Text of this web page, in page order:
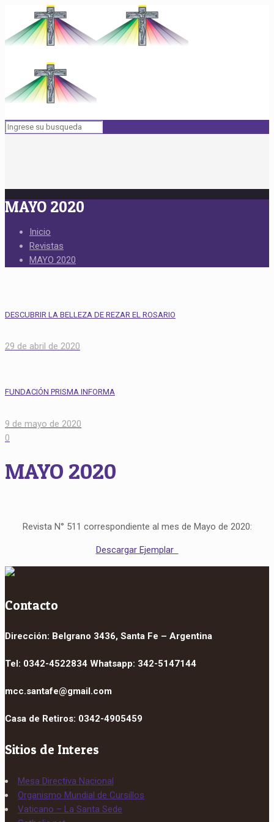
MAYO 2020
Inicio
Revistas
MAYO 2020
DESCUBRIR LA BELLEZA DE REZAR EL ROSARIO
29 de abril de 2020
FUNDACIÓN PRISMA INFORMA
9 de mayo de 2020
0
MAYO 2020
Revista N° 511 correspondiente al mes de Mayo de 2020:
Descargar Ejemplar
Contacto
Dirección: Belgrano 3436, Santa Fe – Argentina
Tel: 0342-4522834 Whatsapp: 342-5147144
mcc.santafe@gmail.com
Casa de Retiros: 0342-4905459
Sitios de Interes
Mesa Directiva Nacional
Organismo Mundial de Cursillos
Vaticano – La Santa Sede